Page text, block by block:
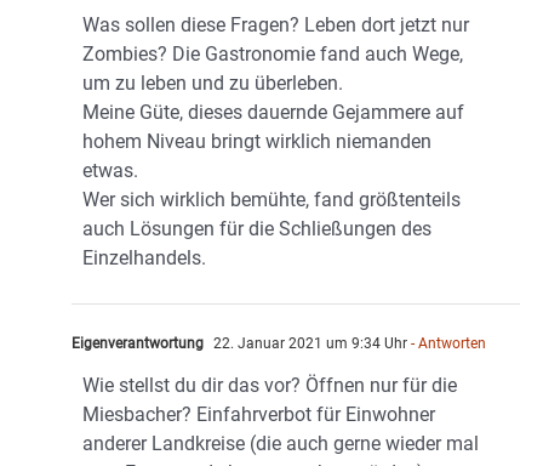
Was sollen diese Fragen? Leben dort jetzt nur
Zombies? Die Gastronomie fand auch Wege,
um zu leben und zu überleben.
Meine Güte, dieses dauernde Gejammere auf
hohem Niveau bringt wirklich niemanden
etwas.
Wer sich wirklich bemühte, fand größtenteils
auch Lösungen für die Schließungen des
Einzelhandels.
Eigenverantwortung 22. Januar 2021 um 9:34 Uhr - Antworten
Wie stellst du dir das vor? Öffnen nur für die
Miesbacher? Einfahrverbot für Einwohner
anderer Landkreise (die auch gerne wieder mal